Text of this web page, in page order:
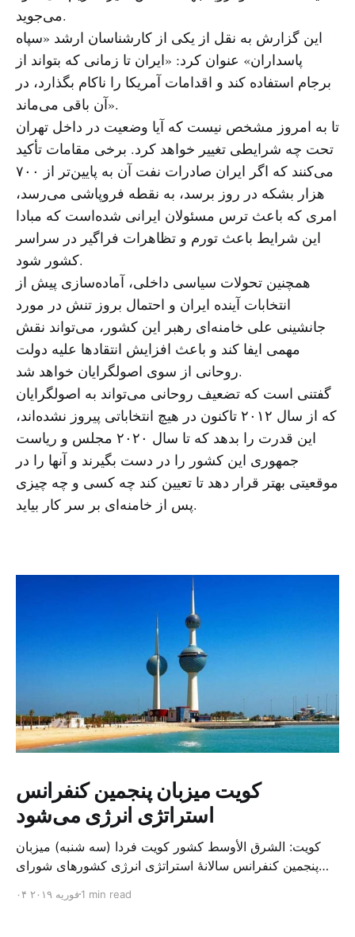
می‌جوید.
این گزارش به نقل از یکی از کارشناسان ارشد «سپاه
پاسداران» عنوان کرد: «ایران تا زمانی که بتواند از
برجام استفاده کند و اقدامات آمریکا را ناکام بگذارد، در
آن باقی می‌ماند».
تا به امروز مشخص نیست که آیا وضعیت در داخل تهران
تحت چه شرایطی تغییر خواهد کرد. برخی مقامات تأکید
می‌کنند که اگر ایران صادرات نفت آن به پایین‌تر از ۷۰۰
هزار بشکه در روز برسد، به نقطه فروپاشی می‌رسد،
امری که باعث ترس مسئولان ایرانی شده‌است که مبادا
این شرایط باعث تورم و تظاهرات فراگیر در سراسر
کشور شود.
همچنین تحولات سیاسی داخلی، آماده‌سازی پیش از
انتخابات آینده ایران و احتمال بروز تنش در مورد
جانشینی علی خامنه‌ای رهبر این کشور، می‌تواند نقش
مهمی ایفا کند و باعث افزایش انتقادها علیه دولت
روحانی از سوی اصولگرایان خواهد شد.
گفتنی است که تضعیف روحانی می‌تواند به اصولگرایان
که از سال ۲۰۱۲ تاکنون در هیچ انتخاباتی پیروز نشده‌اند،
این قدرت را بدهد که تا سال ۲۰۲۰ مجلس و ریاست
جمهوری این کشور را در دست بگیرند و آنها را در
موقعیتی بهتر قرار دهد تا تعیین کند چه کسی و چه چیزی
پس از خامنه‌ای بر سر کار بیاید.
کویت میزبان پنجمین کنفرانس
استراتژی انرژی می‌شود
کویت: الشرق الأوسط کشور کویت فردا (سه شنبه) میزبان
پنجمین کنفرانس سالانهٔ استراتژی انرژی کشورهای شورای
متخصص از شرکت‌های جهانی نفت و گاز در این کنفرانس
۰۴ فوریه ۲۰۱۹1 min read